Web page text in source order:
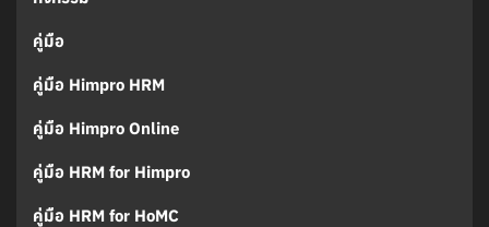
คู่มือ
คู่มือ Himpro HRM
คู่มือ Himpro Online
คู่มือ HRM for Himpro
คู่มือ HRM for HoMC